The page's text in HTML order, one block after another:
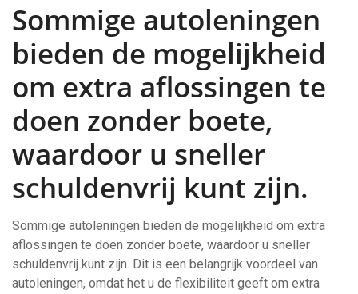
Sommige autoleningen
bieden de mogelijkheid
om extra aflossingen te
doen zonder boete,
waardoor u sneller
schuldenvrij kunt zijn.
Sommige autoleningen bieden de mogelijkheid om extra
aflossingen te doen zonder boete, waardoor u sneller
schuldenvrij kunt zijn. Dit is een belangrijk voordeel van
autoleningen, omdat het u de flexibiliteit geeft om extra